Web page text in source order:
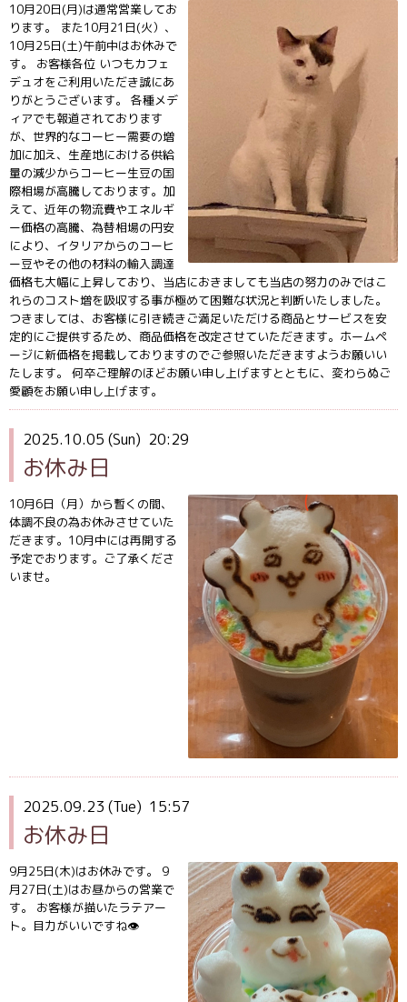
10月20日(月)は通常営業してお
ります。 また10月21日(火）、
10月25日(土)午前中はお休みで
す。 お客様各位 いつもカフェ
デュオをご利用いただき誠にあ
りがとうございます。 各種メデ
ィアでも報道されております
が、世界的なコーヒー需要の増
加に加え、生産地における供給
量の減少からコーヒー生豆の国
際相場が高騰しております。加
えて、近年の物流費やエネルギ
ー価格の高騰、為替相場の円安
により、イタリアからのコーヒ
ー豆やその他の材料の輸入調達
価格も大幅に上昇しており、当店におきましても当店の努力のみではこ
れらのコスト増を吸収する事が極めて困難な状況と判断いたしました。
つきましては、お客様に引き続きご満足いただける商品とサービスを安
定的にご提供するため、商品価格を改定させていただきます。ホームペ
ージに新価格を掲載しておりますのでご参照いただきますようお願いい
たします。 何卒ご理解のほどお願い申し上げますとともに、変わらぬご
愛顧をお願い申し上げます。
2025.10.05 (Sun) 20:29
お休み日
10月6日（月）から暫くの間、
体調不良の為お休みさせていた
だきます。10月中には再開する
予定でおります。ご了承くださ
いませ。
2025.09.23 (Tue) 15:57
お休み日
9月25日(木)はお休みです。 9
月27日(土)はお昼からの営業で
す。 お客様が描いたラテアー
ト。目力がいいですね👁️